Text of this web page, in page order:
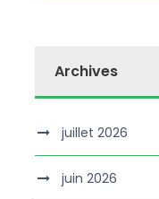
Archives
juillet 2026
juin 2026